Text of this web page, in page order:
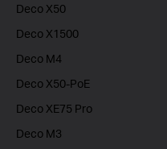
Deco X50
Deco X1500
Deco M4
Deco X50-PoE
Deco XE75 Pro
Deco M3